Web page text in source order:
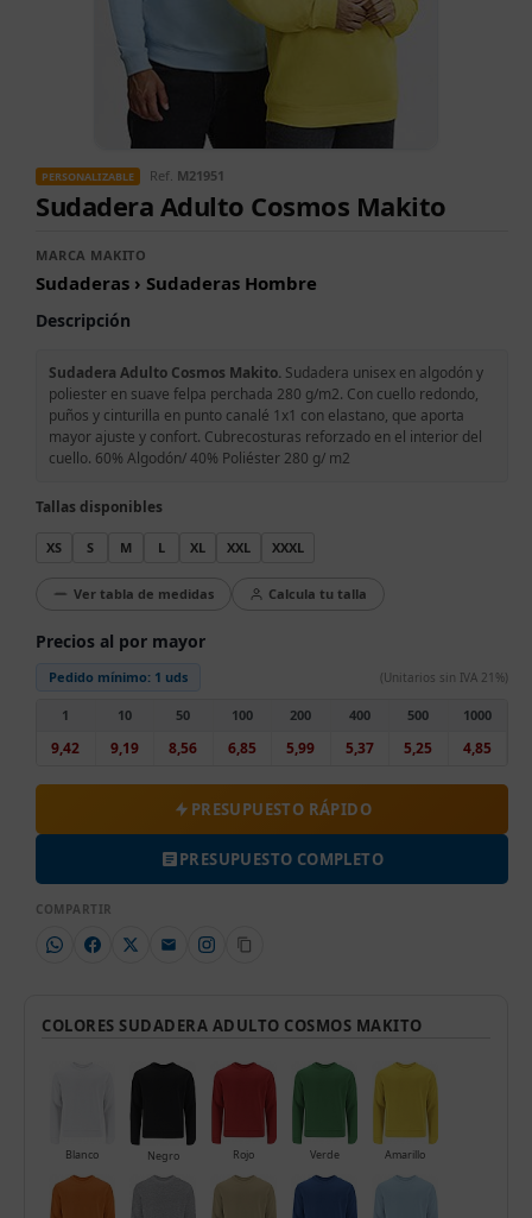
PERSONALIZABLE Ref. M21951
Sudadera Adulto Cosmos Makito
MARCA MAKITO
Sudaderas › Sudaderas Hombre
Descripción
Sudadera Adulto Cosmos Makito. Sudadera unisex en algodón y
poliester en suave felpa perchada 280 g/m2. Con cuello redondo,
puños y cinturilla en punto canalé 1x1 con elastano, que aporta
mayor ajuste y confort. Cubrecosturas reforzado en el interior del
cuello. 60% Algodón/ 40% Poliéster 280 g/ m2
Tallas disponibles
XS S M L XL XXL XXXL
Ver tabla de medidas Calcula tu talla
Precios al por mayor
Pedido mínimo: 1 uds (Unitarios sin IVA 21%)
1
9,42
10
9,19
50
8,56
100
6,85
200
5,99
400
5,37
500
5,25
1000
4,85
PRESUPUESTO RÁPIDO
PRESUPUESTO COMPLETO
COMPARTIR
COLORES SUDADERA ADULTO COSMOS MAKITO
Blanco Negro Rojo Verde Amarillo